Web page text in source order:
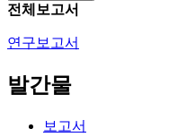
전체보고서
연구보고서
발간물
보고서